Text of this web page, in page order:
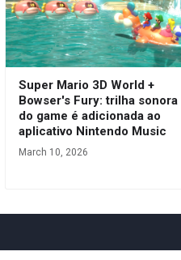
Super Mario 3D World +
Bowser's Fury: trilha sonora
do game é adicionada ao
aplicativo Nintendo Music
March 10, 2026